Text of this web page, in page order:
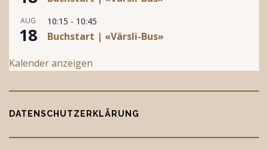
AUG
18
10:15 - 10:45
Buchstart | «Värsli-Bus»
Kalender anzeigen
DATENSCHUTZERKLÄRUNG